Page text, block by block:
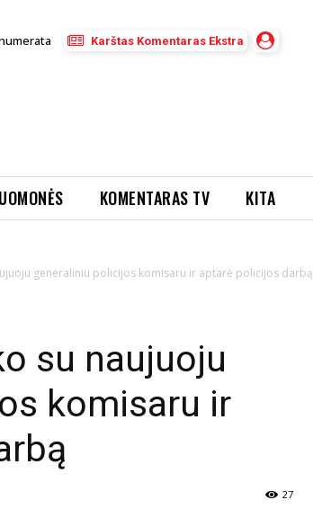
Karštas Komentaras Ekstra
KOMENTARAS TV KITA
generaliniu policijos komisaru ir aptarė policijos darbą
su naujuoju
komisaru ir
27